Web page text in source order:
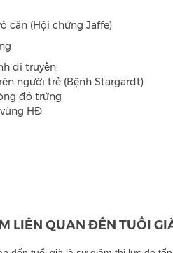
căn (Hội chứng Jaffe)
di truyền:
người trẻ (Bệnh Stargardt)
đỏ trứng
HĐ
LIÊN QUAN ĐẾN TUỔI